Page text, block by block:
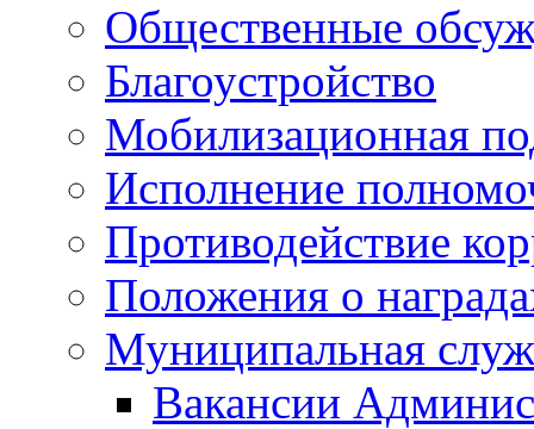
Общественные
Благоустройство
Мобилизационная
Исполнение
Противодействие
Положения о
Муниципальная
Вакансии